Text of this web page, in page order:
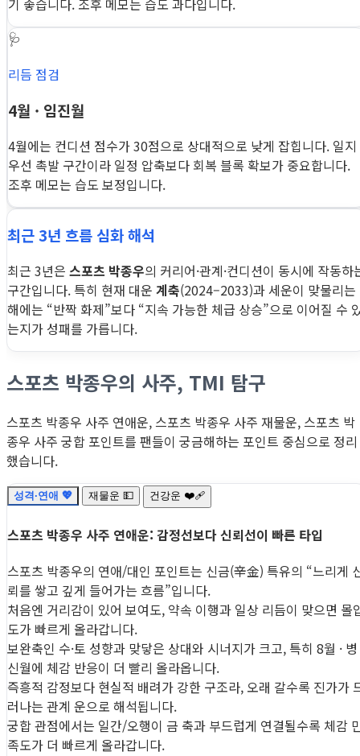
기 좋습니다. 조후 메모는 습도 과다입니다.
🩺
리듬 점검
4월 · 임진월
4월에는 컨디션 점수가 30점으로 상대적으로 낮게 잡힙니다. 일지
우선 촉발 구간이라 일정 압축보다 회복 블록 확보가 중요합니다.
조후 메모는 습도 보정입니다.
최근 3년 흐름 심화 해석
최근 3년은 스포츠 박종우의 커리어·관계·컨디션이 동시에 작동하
구간입니다. 특히 현재 대운 계축(2024–2033)과 세운이 맞물리는
해에는 “반짝 화제”보다 “지속 가능한 체급 상승”으로 이어질 수
는지가 성패를 가릅니다.
스포츠 박종우의 사주, TMI 탐구
스포츠 박종우 사주 연애운, 스포츠 박종우 사주 재물운, 스포츠 박
종우 사주 궁합 포인트를 팬들이 궁금해하는 포인트 중심으로 정리
했습니다.
성격·연애 💖 재물운 💵 건강운 ❤️‍🩹
스포츠 박종우 사주 연애운: 감정선보다 신뢰선이 빠른 타입
스포츠 박종우의 연애/대인 포인트는 신금(辛金) 특유의 “느리게
뢰를 쌓고 깊게 들어가는 흐름”입니다.
처음엔 거리감이 있어 보여도, 약속 이행과 일상 리듬이 맞으면 몰
도가 빠르게 올라갑니다.
보완축인 수·토 성향과 맞닿은 상대와 시너지가 크고, 특히 8월 · 병
신월에 체감 반응이 더 빨리 올라옵니다.
즉흥적 감정보다 현실적 배려가 강한 구조라, 오래 갈수록 진가가
러나는 관계 운으로 해석됩니다.
궁합 관점에서는 일간/오행이 금 축과 부드럽게 연결될수록 체감
족도가 더 빠르게 올라갑니다.